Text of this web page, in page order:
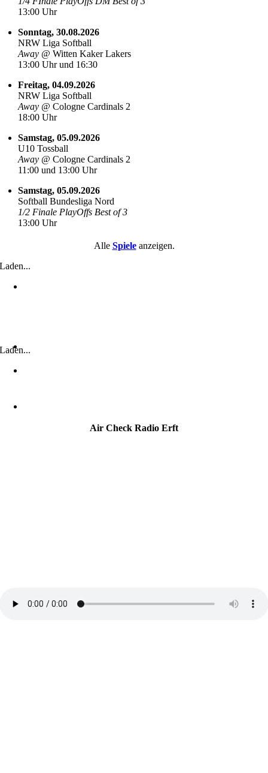
13:00 Uhr
Sonntag, 30.08.2026
NRW Liga Softball
Away @Witten Kaker Lakers
13:00 Uhr und 16:30
Freitag, 04.09.2026
NRW Liga Softball
Away @ Cologne Cardinals 2
18:00 Uhr
Samstag, 05.09.2026
U10 Tossball
Away @ Cologne Cardinals 2
11:00 und 13:00 Uhr
Samstag, 05.09.2026
Softball Bundesliga Nord
1/2 Finale PlayOffs Best of 3
13:00 Uhr
Alle Spieleanzeigen.
Laden...
Laden...
Air Check Radio Erft